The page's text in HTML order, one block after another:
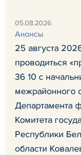
05.08.2026
Анонсы
25 августа
проводиться
36 10 с
межрайонного
Департамента
Комитета
Республики
области